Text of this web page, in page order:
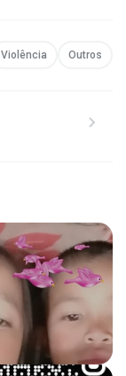
Violência Outros